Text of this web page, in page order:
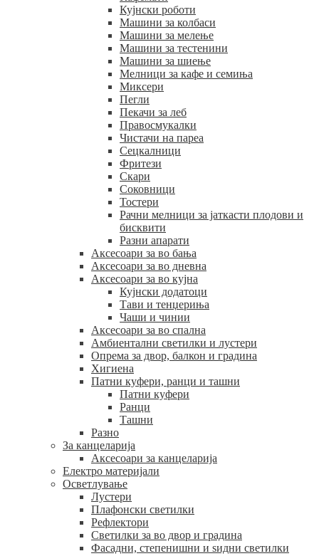
Кујнски роботи
Машини за колбаси
Машини за мелење
Машини за тестенини
Машини за шиење
Мелници за кафе и семиња
Миксери
Пегли
Пекачи за леб
Правосмукалки
Чистачи на пареа
Сецкалници
Фритези
Скари
Соковници
Тостери
Рачни мелници за јаткасти плодови и
бисквити
Разни апарати
Аксесоари за во бања
Аксесоари за во дневна
Аксесоари за во кујна
Кујнски додатоци
Тави и тенџериња
Чаши и чинии
Аксесоари за во спална
Амбиентални светилки и лустери
Опрема за двор, балкон и градина
Хигиена
Патни куфери, ранци и ташни
Патни куфери
Ранци
Ташни
Разно
За канцеларија
Аксесоари за канцеларија
Електро материјали
Осветлување
Лустери
Плафонски светилки
Рефлектори
Светилки за во двор и градина
Фасадни, степенишни и ѕидни светилки